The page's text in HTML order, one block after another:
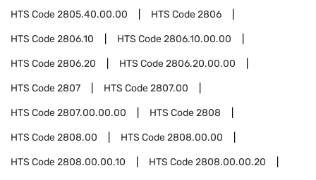
HTS Code2805.40.00.00 HTS Code2806
HTS Code2806.10 HTS Code2806.10.00.00
HTS Code2806.20 HTS Code2806.20.00.00
HTS Code2807 HTS Code2807.00
HTS Code2807.00.00.00 HTS Code2808
HTS Code2808.00 HTS Code2808.00.00
HTS Code2808.00.00.10 HTS Code2808.00.00.20